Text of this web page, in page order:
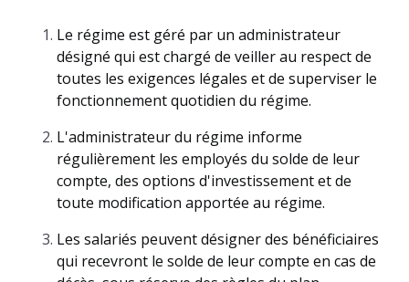
Le régime est géré par un administrateur
désigné qui est chargé de veiller au respect de
toutes les exigences légales et de superviser le
fonctionnement quotidien du régime.
L'administrateur du régime informe
régulièrement les employés du solde de leur
compte, des options d'investissement et de
toute modification apportée au régime.
Les salariés peuvent désigner des bénéficiaires
qui recevront le solde de leur compte en cas de